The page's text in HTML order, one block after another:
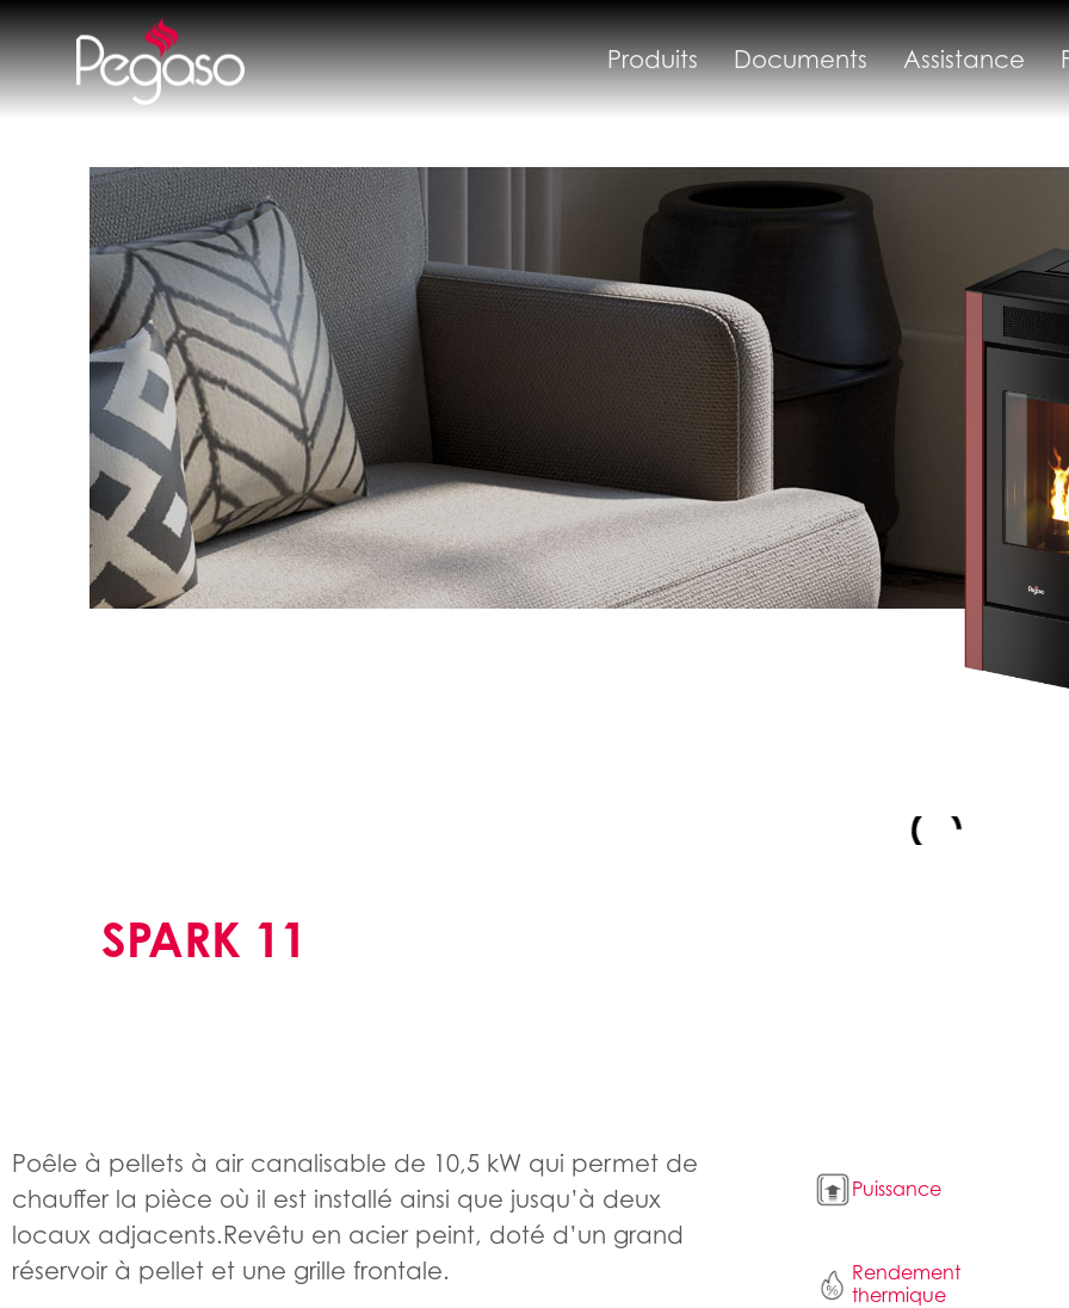
Produits Documents Assistance
SPARK 11
Poêle à pellets à air canalisable de 10,5 kW qui permet de
chauffer la pièce où il est installé ainsi que jusqu’à deux
locaux adjacents.Revêtu en acier peint, doté d’un grand
réservoir à pellet et une grille frontale.
Puissance
Rendement
thermique